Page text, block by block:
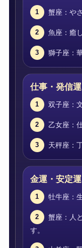
1 蟹座：や
2 魚座：癒
3 獅子座：
仕事・発信運
1 双子座：
2 乙女座：
3 天秤座：
金運・安定運
1 牡牛座：
2
蟹座：人
す。